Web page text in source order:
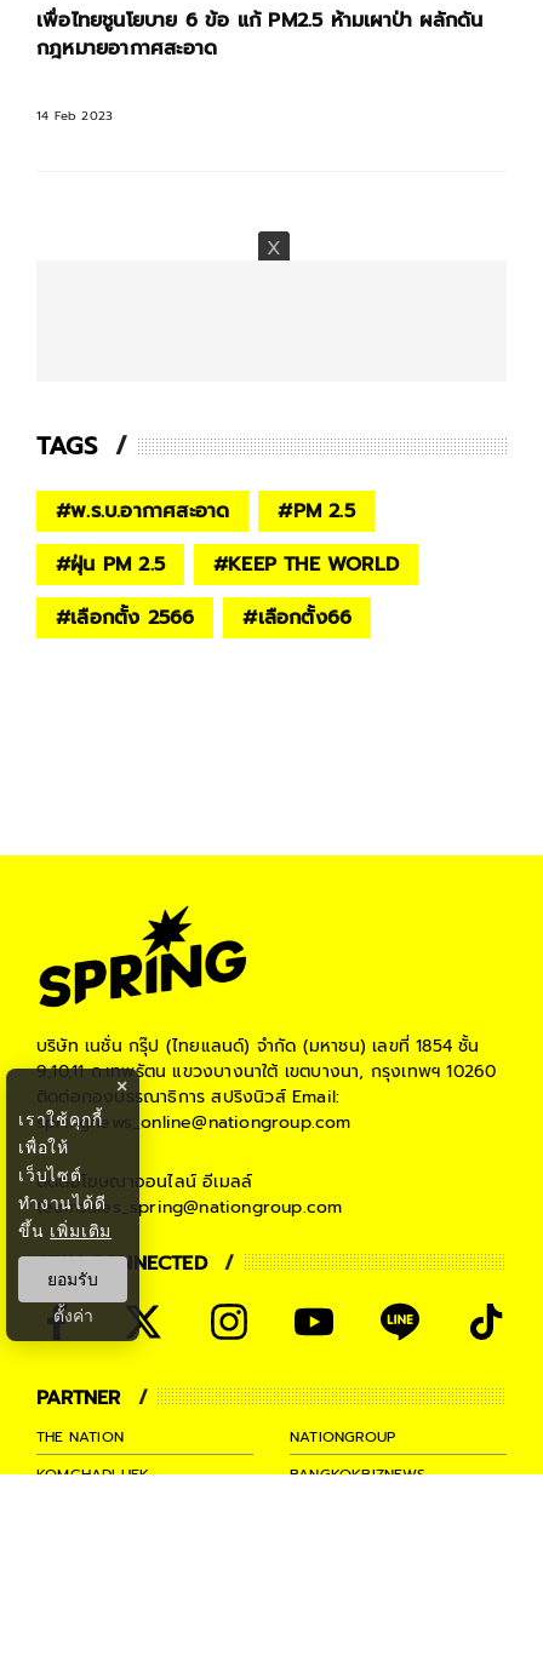
เพื่อไทยชูนโยบาย 6 ข้อ แก้ PM2.5 ห้ามเผาป่า ผลักดัน
กฎหมายอากาศสะอาด
14 Feb 2023
TAGS
#พ.ร.บ.อากาศสะอาด #PM 2.5
#ฝุ่น PM 2.5 #KEEP THE WORLD
#เลือกตั้ง 2566 #เลือกตั้ง66
บริษัท เนชั่น กรุ๊ป (ไทยแลนด์) จำกัด (มหาชน) เลขที่ 1854 ชั้น
9,10,11 ถ.เทพรัตน แขวงบางนาใต้ เขตบางนา, กรุงเทพฯ 10260
ติดต่อกองบรรณาธิการ สปริงนิวส์Email:
springnews_online@nationgroup.com
ติดต่อโฆษณาออนไลน์ อีเมลล์
teamsales_spring@nationgroup.com
STAY CONNECTED
PARTNER
THE NATION
NATIONGROUP
KOMCHADLUEK
BANGKOKBIZNEWS
×
เราใช้คุกกี้
เพื่อให้
เว็บไซต์
ทำงานได้ดี
ขึ้น เพิ่มเติม
ยอมรับ
ตั้งค่า